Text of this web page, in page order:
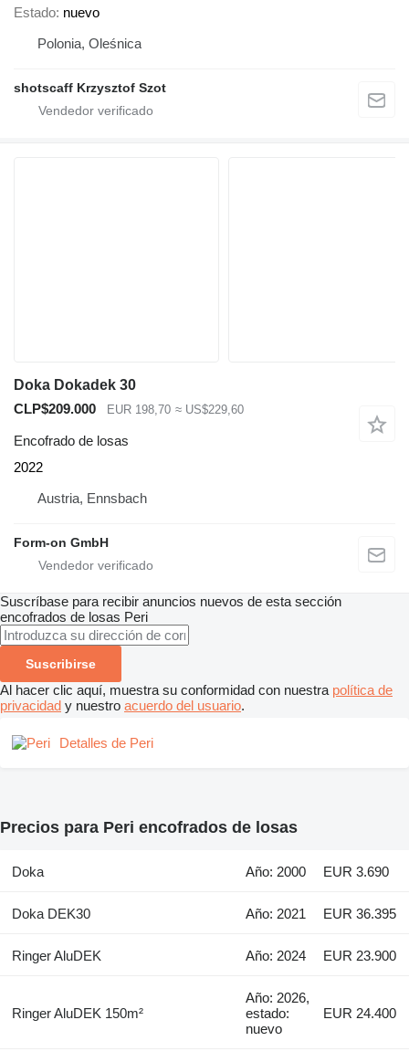
Estado nuevo
Polonia, Oleśnica
shotscaff Krzysztof Szot
Doka Dokadek 30
CLP$209.000
EUR 198,70 ≈ US$229,60
Encofrado de losas
2022
Austria, Ennsbach
Form-on GmbH
Suscríbase para recibir anuncios nuevos de esta sección
encofrados de losas Peri
Suscribirse
Al hacer clic aquí, muestra su conformidad con nuestra política de
privacidad y nuestro acuerdo del usuario.
Detalles de Peri
Precios para Peri encofrados de losas
Doka Año: 2000 EUR 3.690
Doka DEK30 Año: 2021 EUR 36.395
Ringer AluDEK Año: 2024 EUR 23.900
Ringer AluDEK 150m²
Año: 2026,
estado:
nuevo
EUR 24.400